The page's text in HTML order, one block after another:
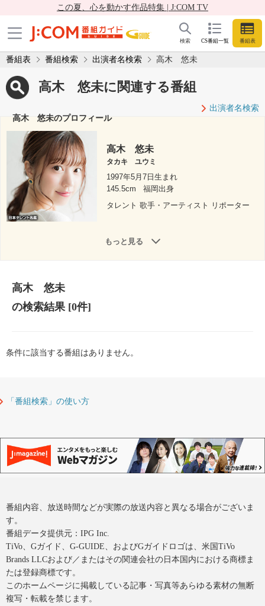
この夏、心を動かす作品特集 | J:COM TV
CS番組一覧 番組表
検索
番組表 番組検索 出演者名検索 高木 悠未
高木 悠未に関連する番組
出演者名検索
高木 悠未のプロフィール
高木 悠未
タカキ ユウミ
1997年5月7日生まれ
145.5cm
福岡出身
タレント 歌手・アーティスト リポーター
もっと見る
高木 悠未
の検索結果[0件]
条件に該当する番組はありません。
「番組検索」の使い方
番組内容、放送時間などが実際の放送内容と異なる場合がございま
す。
番組データ提供元：IPG Inc.
TiVo、Gガイド、G-GUIDE、およびGガイドロゴは、米国TiVo
Brands LLCおよび／またはその関連会社の日本国内における商標ま
たは登録商標です。
このホームページに掲載している記事・写真等あらゆる素材の無断
複写・転載を禁じます。